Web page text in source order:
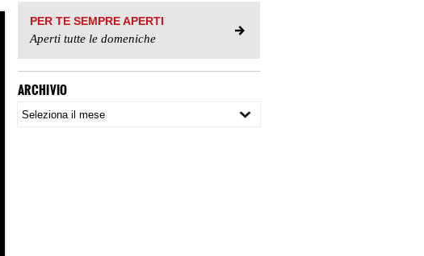
PER TE SEMPRE APERTI
Aperti tutte le domeniche
ARCHIVIO